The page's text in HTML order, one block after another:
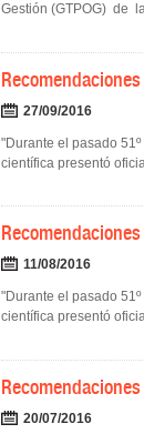
Gestión (GTPOG) de
27/09/2016
"Durante el pasado
científica presentó
11/08/2016
"Durante el pasado
científica presentó
20/07/2016